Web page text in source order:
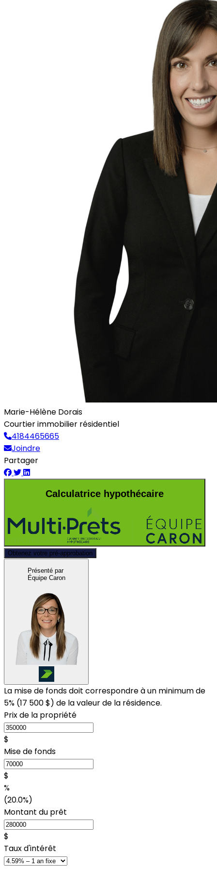
Marie-Hélène Dorais
Courtier immobilier résidentiel
4184465665
Joindre
Partager
Calculatrice hypothécaire
Obtenez votre pré-approbation
Présenté par
Équipe Caron
La mise de fonds doit correspondre à un minimum de
5% (17 500 $) de la valeur de la résidence.
Prix de la propriété
$
Mise de fonds
$
%
(20.0%)
Montant du prêt
$
Taux d'intérêt